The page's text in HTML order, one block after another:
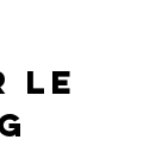
le